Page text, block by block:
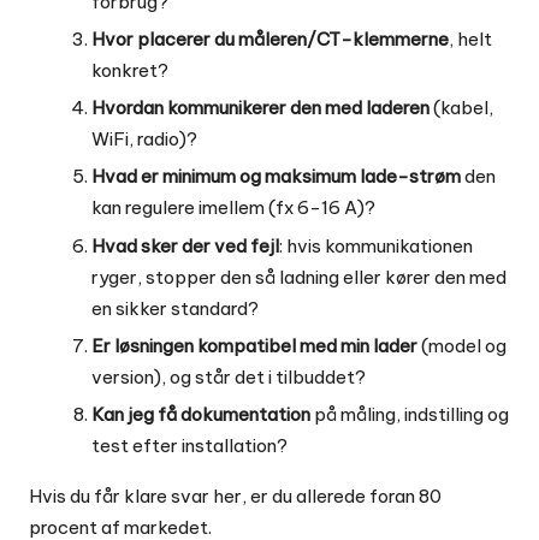
Hvor placerer du måleren/CT-klemmerne, helt
konkret?
Hvordan kommunikerer den med laderen(kabel,
WiFi, radio)?
Hvad er minimum og maksimum lade-strømden
kan regulere imellem (fx 6-16 A)?
Hvad sker der ved fejl: hvis kommunikationen
ryger, stopper den så ladning eller kører den med
en sikker standard?
Er løsningen kompatibel med min lader(model og
version), og står det i tilbuddet?
Kan jeg få dokumentation på måling, indstilling og
test efter installation?
Hvis du får klare svar her, er du allerede foran 80
procent af markedet.